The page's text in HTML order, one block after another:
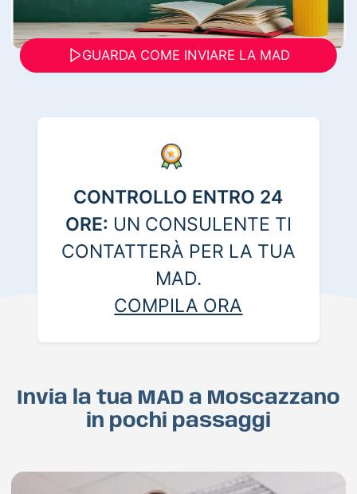
GUARDA COME INVIARE LA MAD
CONTROLLO ENTRO 24
ORE: UN CONSULENTE TI
CONTATTERÀ PER LA TUA
MAD.
COMPILA ORA
Invia la tua MAD a Moscazzano
in pochi passaggi